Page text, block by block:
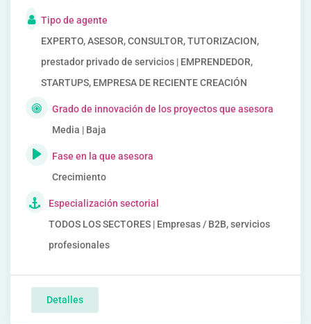
Tipo de agente
EXPERTO, ASESOR, CONSULTOR, TUTORIZACION,
prestador privado de servicios | EMPRENDEDOR,
STARTUPS, EMPRESA DE RECIENTE CREACIÓN
Grado de innovación de los proyectos que asesora
Media | Baja
Fase en la que asesora
Crecimiento
Especialización sectorial
TODOS LOS SECTORES | Empresas / B2B, servicios
profesionales
Detalles